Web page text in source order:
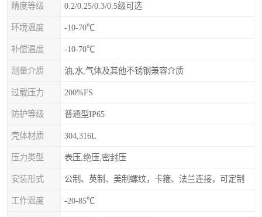
精度等级 0.2/0.25/0.3/0.5级可选
环境温度 -10-70℃
补偿温度 -10-70℃
测量介质 油,水,气体及其他不锈钢兼容介质
过载压力 200%FS
防护等级 普通型IP65
壳体材质 304,316L
压力类型 表压,绝压,密封压
安装形式 公制、英制、美制螺纹，卡箍、法兰连接，可定制
工作温度 -20-85℃